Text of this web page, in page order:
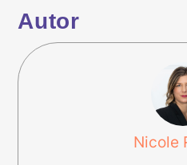
Autor
Nicole